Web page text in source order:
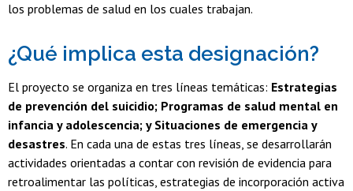
los problemas de salud en los cuales trabajan.
¿Qué implica esta designación?
El proyecto se organiza en tres líneas temáticas: Estrategias
de prevención del suicidio; Programas de salud mental en
infancia y adolescencia; y Situaciones de emergencia y
desastres. En cada una de estas tres líneas, se desarrollarán
actividades orientadas a contar con revisión de evidencia para
retroalimentar las políticas, estrategias de incorporación activa